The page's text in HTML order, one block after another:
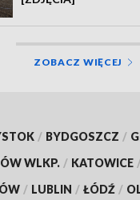
ZOBACZ WIĘCEJ
/ BYDGOSZCZ /
WLKP. / KATOWICE
/ LUBLIN / ŁÓDŹ /